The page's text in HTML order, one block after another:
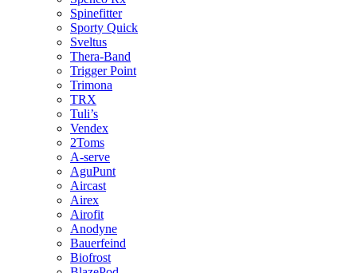
Spinefitter
Sporty Quick
Sveltus
Thera-Band
Trigger Point
Trimona
TRX
Tuli’s
Vendex
2Toms
A-serve
AguPunt
Aircast
Airex
Airofit
Anodyne
Bauerfeind
Biofrost